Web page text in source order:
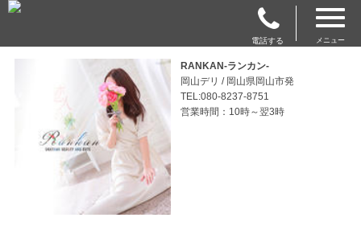
電話する メニュー
RANKAN-ランカン-
岡山デリ / 岡山県岡山市発
TEL:080-8237-8751
営業時間：10時～翌3時